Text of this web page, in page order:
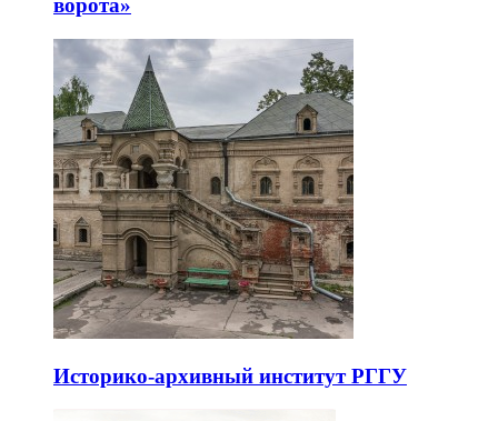
ворота»
Историко-архивный институт РГГУ